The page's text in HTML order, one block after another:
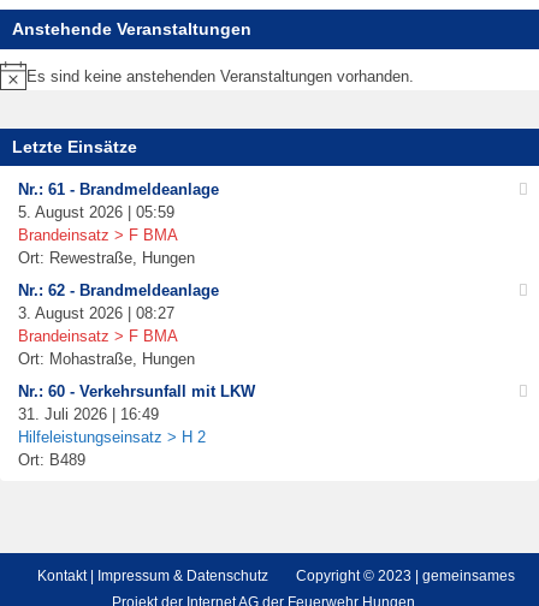
Anstehende Veranstaltungen
Hinweis
Es sind keine anstehenden Veranstaltungen vorhanden.
Letzte Einsätze
Nr.: 61 - Brandmeldeanlage
5. August 2026 | 05:59
Brandeinsatz > F BMA
Ort: Rewestraße, Hungen
Nr.: 62 - Brandmeldeanlage
3. August 2026 | 08:27
Brandeinsatz > F BMA
Ort: Mohastraße, Hungen
Nr.: 60 - Verkehrsunfall mit LKW
31. Juli 2026 | 16:49
Hilfeleistungseinsatz > H 2
Ort: B489
Kontakt| Impressum & Datenschutz
Copyright © 2023 | gemeinsames
Projekt der Internet AG der Feuerwehr Hungen